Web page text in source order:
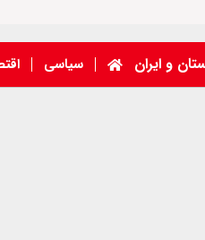
و ایران سیاسی